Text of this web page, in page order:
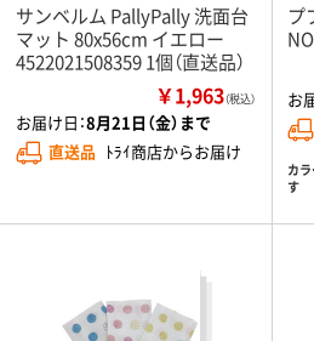
サンベルム PallyPally 洗面台
マット 80x56cm イエロー
4522021508359 1個（直送品）
￥1,963（税込）
お届け日：8月21日（金）まで
直送品 ﾄﾗｲ商店からお届け
プ
お
カ
す